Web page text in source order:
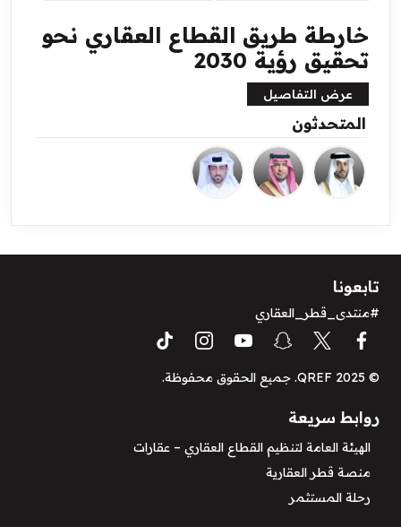
خارطة طريق القطاع العقاري نحو
تحقيق رؤية 2030
عرض التفاصيل
المتحدثون
تابعونا
#منتدى_قطر_العقاري
© QREF 2025. جميع الحقوق محفوظة.
روابط سريعة
الهيئة العامة لتنظيم القطاع العقاري – عقارات
منصة قطر العقارية
رحلة المستثمر